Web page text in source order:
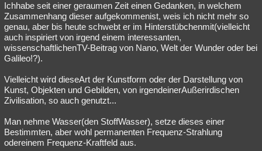
Ichhabe seit einer geraumen Zeit einen Gedanken, in welchem
Zusammenhang dieser aufgekommenist, weis ich nicht mehr so
genau, aber bis heute schwebt er im Hinterstübchenmit(vielleicht
auch inspiriert von irgend einem interessanten,
wissenschaftlichenTV-Beitrag von Nano, Welt der Wunder oder bei
Galileo!?).
Vielleicht wird dieseArt der Kunstform oder der Darstellung von
Kunst, Objekten und Gebilden, von irgendeinerAußerirdischen
Zivilisation, so auch genutzt...
Man nehme Wasser(den StoffWasser), setze dieses einer
Bestimmten, aber wohl permanenten Frequenz-Strahlung
odereinem Frequenz-Kraftfeld aus.